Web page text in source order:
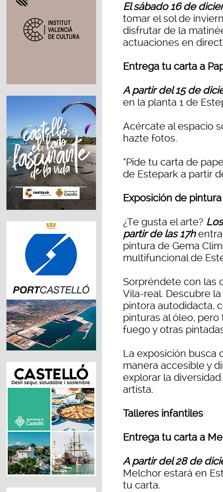
El sábado 16 de
tomar el sol de
disfrutar de la
actuaciones en
Entrega tu carta a
A partir del 15 de
en la planta 1 de
Acércate al espacio
hazte fotos.
*Pide tu carta de
de Estepark a partir
Exposición de
¿Te gusta el arte?
partir de las 17hentra
pintura de Gema
multifuncional de
Sorpréndete con las
Vila-real. Descubre
pintora autodidacta,
pinturas al óleo,
fuego y otras
La exposición busca
manera accesible y
explorar la
artista.
Talleres infantiles
Entrega tu carta a
A partir del 28 de
Melchor estará en
tu carta.